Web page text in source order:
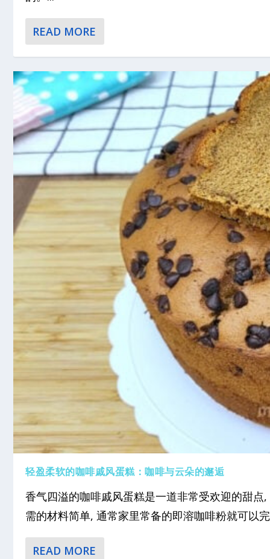
READ MORE
轻盈柔软的咖啡戚风蛋糕：咖啡与云朵的邂逅
香气四溢的咖啡戚风蛋糕是一道非常受欢迎的甜
需的材料简单, 通常家里常备的即溶咖啡粉就可以
READ MORE